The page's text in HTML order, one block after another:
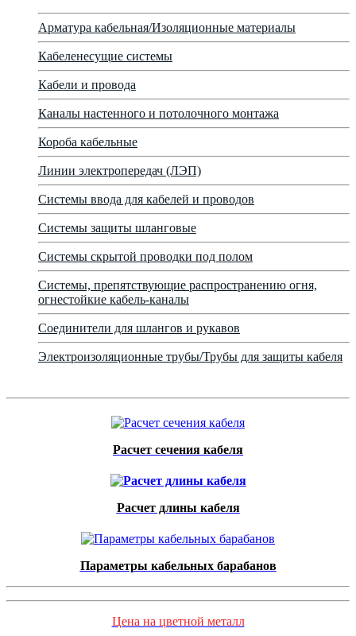
Арматура кабельная/Изоляционные материалы
Кабеленесущие системы
Кабели и провода
Каналы настенного и потолочного монтажа
Короба кабельные
Линии электропередач (ЛЭП)
Системы ввода для кабелей и проводов
Системы защиты шланговые
Системы скрытой проводки под полом
Системы, препятствующие распространению огня,
огнестойкие кабель-каналы
Соединители для шлангов и рукавов
Электроизоляционные трубы/Трубы для защиты кабеля
Расчет сечения кабеля
Расчет длины кабеля
Параметры кабельных барабанов
Цена на цветной металл